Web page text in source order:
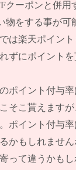
クーポンと併用
物をする事が可
は楽天ポイン
ずにポイント
ポイント付与
そこ貰えます
ポイント付与
かもしれません
って違うかも